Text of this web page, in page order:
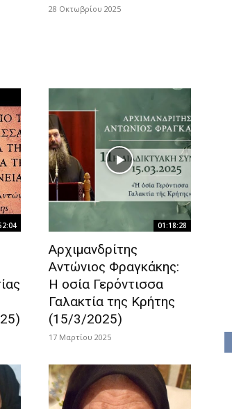
28 Οκτωβρίου 2025
01:18:28
Αρχιμανδρίτης
Αντώνιος Φραγκάκης:
Η οσία Γερόντισσα
Γαλακτία της Κρήτης
(15/3/2025)
17 Μαρτίου 2025